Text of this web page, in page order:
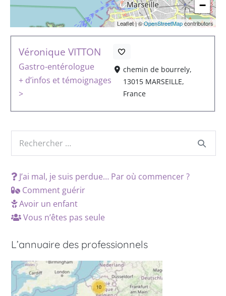
Véronique VITTON
Gastro-entérologue
+ d’infos et témoignages
>
chemin de bourrely,
13015 MARSEILLE,
France
−
Leaflet|©OpenStreetMapcontributors
J’ai mal, je suis perdue… Par où commencer ?
Comment guérir
Avoir un enfant
Vous n’êtes pas seule
L’annuaire des professionnels